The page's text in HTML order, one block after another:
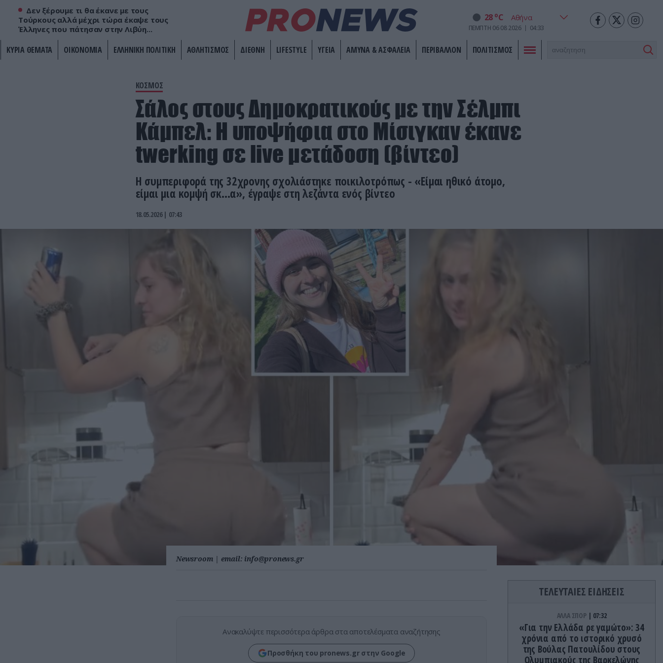
Δεν ξέρουμε τι θα έκανε με τους
Τούρκους αλλά μέχρι τώρα έκαψε τους
Έλληνες που πάτησαν στην Λιβύη...
28 oC
ΠΕΜΠΤΗ 06 08 2026 04:34
ΚΥΡΙΑ ΘΕΜΑΤΑ ΟΙΚΟΝΟΜΙΑ ΕΛΛΗΝΙΚΗ ΠΟΛΙΤΙΚΗ ΑΘΛΗΤΙΣΜΟΣ ΔΙΕΘΝΗ LIFESTYLE ΥΓΕΙΑ ΑΜΥΝΑ & ΑΣΦΑΛΕΙΑ ΠΕΡΙΒΑΛΛΟΝ ΠΟΛΙΤΙΣΜΟΣ
ΚΟΣΜΟΣ
Σάλος στους Δημοκρατικούς με την Σέλμπι
Κάμπελ: Η υποψήφια στο Μίσιγκαν έκανε
twerking σε live μετάδοση (βίντεο)
Η συμπεριφορά της 32χρονης σχολιάστηκε ποικιλοτρόπως - «Είμαι ηθικό άτομο,
είμαι μια κομψή σκ...α», έγραψε στη λεζάντα ενός βίντεο
18.05.2026 | 07:43
Newsroom | email: info@pronews.gr
Ανακαλύψτε περισσότερα άρθρα στα αποτελέσματα αναζήτησης
Προσθήκη του pronews.gr στην Google
ΤΕΛΕΥΤΑΙΕΣ ΕΙΔΗΣΕΙΣ
ΑΛΛΑ ΣΠΟΡ 07:32
«Για την Ελλάδα ρε γαμώτο»: 34
χρόνια από το ιστορικό χρυσό
της Βούλας Πατουλίδου στους
Ολυμπιακούς της Βαρκελώνης